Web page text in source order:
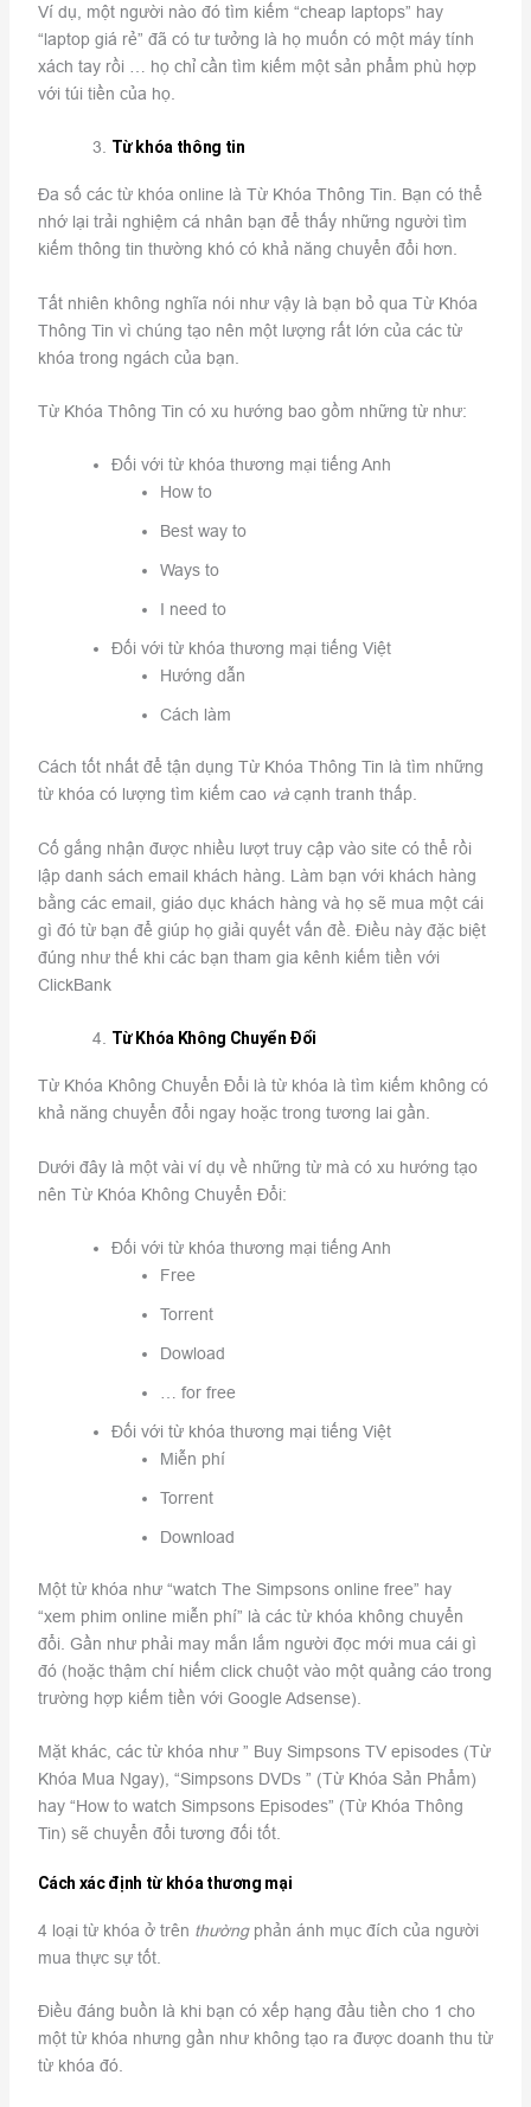
Ví dụ, một người nào đó tìm kiếm “cheap laptops” hay
“laptop giá rẻ” đã có tư tưởng là họ muốn có một máy tính
xách tay rồi … họ chỉ cần tìm kiếm một sản phẩm phù hợp
với túi tiền của họ.
Từ khóa thông tin
Đa số các từ khóa online là Từ Khóa Thông Tin. Bạn có thể
nhớ lại trải nghiệm cá nhân bạn để thấy những người tìm
kiếm thông tin thường khó có khả năng chuyển đổi hơn.
Tất nhiên không nghĩa nói như vậy là bạn bỏ qua Từ Khóa
Thông Tin vì chúng tạo nên một lượng rất lớn của các từ
khóa trong ngách của bạn.
Từ Khóa Thông Tin có xu hướng bao gồm những từ như:
Đối với từ khóa thương mại tiếng Anh
How to
Best way to
Ways to
I need to
Đối với từ khóa thương mại tiếng Việt
Hướng dẫn
Cách làm
Cách tốt nhất để tận dụng Từ Khóa Thông Tin là tìm những
từ khóa có lượng tìm kiếm cao vàcạnh tranh thấp.
Cố gắng nhận được nhiều lượt truy cập vào site có thể rồi
lập danh sách email khách hàng. Làm bạn với khách hàng
bằng các email, giáo dục khách hàng và họ sẽ mua một cái
gì đó từ bạn để giúp họ giải quyết vấn đề. Điều này đặc biệt
đúng như thế khi các bạn tham gia kênh kiếm tiền với
ClickBank
Từ Khóa Không Chuyển Đổi
Từ Khóa Không Chuyển Đổi là từ khóa là tìm kiếm không có
khả năng chuyển đổi ngay hoặc trong tương lai gần.
Dưới đây là một vài ví dụ về những từ mà có xu hướng tạo
nên Từ Khóa Không Chuyển Đổi:
Đối với từ khóa thương mại tiếng Anh
Free
Torrent
Dowload
… for free
Đối với từ khóa thương mại tiếng Việt
Miễn phí
Torrent
Download
Một từ khóa như “watch The Simpsons online free” hay
“xem phim online miễn phí” là các từ khóa không chuyển
đổi. Gần như phải may mắn lắm người đọc mới mua cái gì
đó (hoặc thậm chí hiếm click chuột vào một quảng cáo trong
trường hợp kiếm tiền với Google Adsense).
Mặt khác, các từ khóa như ” Buy Simpsons TV episodes (Từ
Khóa Mua Ngay), “Simpsons DVDs ” (Từ Khóa Sản Phẩm)
hay “How to watch Simpsons Episodes” (Từ Khóa Thông
Tin) sẽ chuyển đổi tương đối tốt.
Cách xác định từ khóa thương mại
4 loại từ khóa ở trên thườngphản ánh mục đích của người
mua thực sự tốt.
Điều đáng buồn là khi bạn có xếp hạng đầu tiền cho 1 cho
một từ khóa nhưng gần như không tạo ra được doanh thu từ
từ khóa đó.